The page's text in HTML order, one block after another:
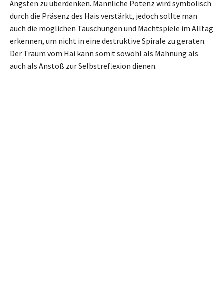
Ängsten zu überdenken. Männliche Potenz wird symbolisch
durch die Präsenz des Hais verstärkt, jedoch sollte man
auch die möglichen Täuschungen und Machtspiele im Alltag
erkennen, um nicht in eine destruktive Spirale zu geraten.
Der Traum vom Hai kann somit sowohl als Mahnung als
auch als Anstoß zur Selbstreflexion dienen.